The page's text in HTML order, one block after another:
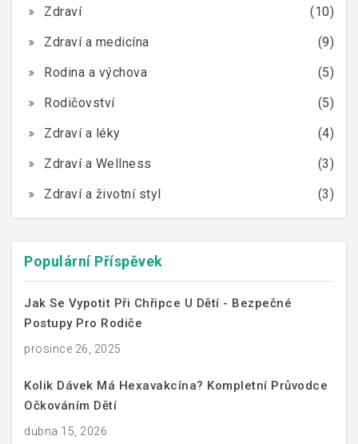
Zdraví
(10)
Zdraví a medicína
(9)
Rodina a výchova
(5)
Rodičovství
(5)
Zdraví a léky
(4)
Zdraví a Wellness
(3)
Zdraví a životní styl
(3)
Populární Příspěvek
Jak Se Vypotit Při Chřipce U Dětí - Bezpečné
Postupy Pro Rodiče
prosince 26, 2025
Kolik Dávek Má Hexavakcína? Kompletní Průvodce
Očkováním Dětí
dubna 15, 2026